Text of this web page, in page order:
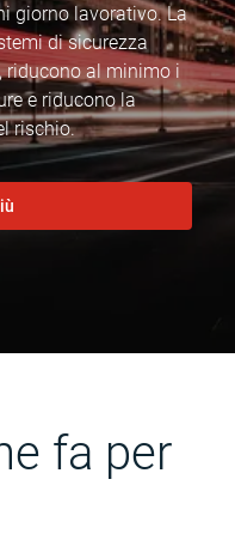
giorno lavorativo. La
di sicurezza
al minimo i
e riducono la
rischio.
fa per